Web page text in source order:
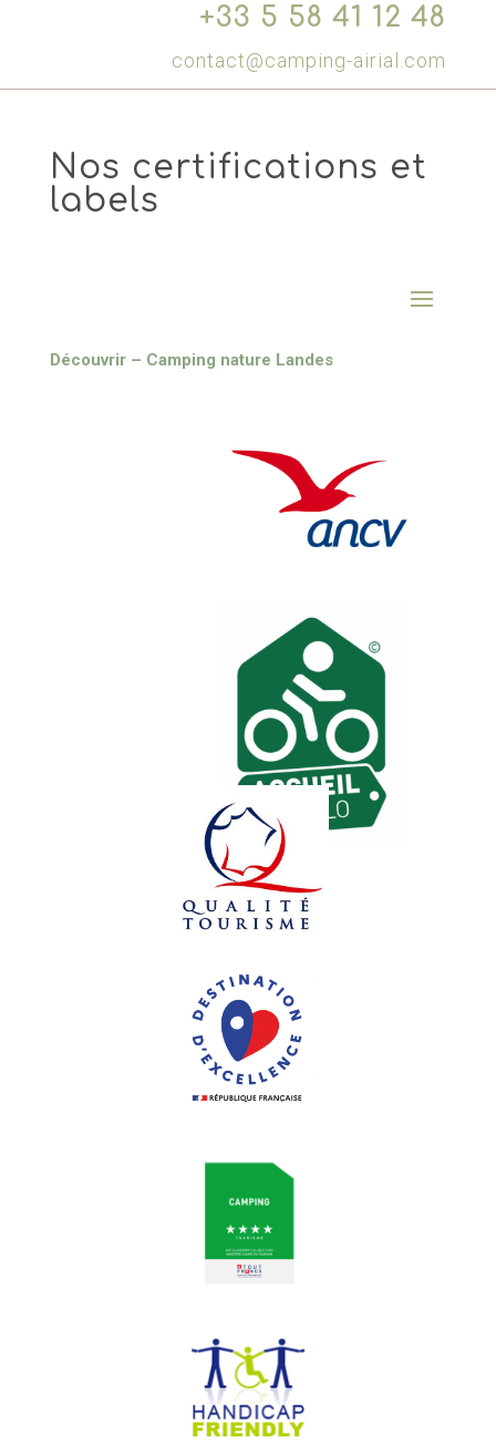
+33 5 58 41 12 48
contact@camping-airial.com
Nos certifications et
labels
Découvrir – Camping nature Landes